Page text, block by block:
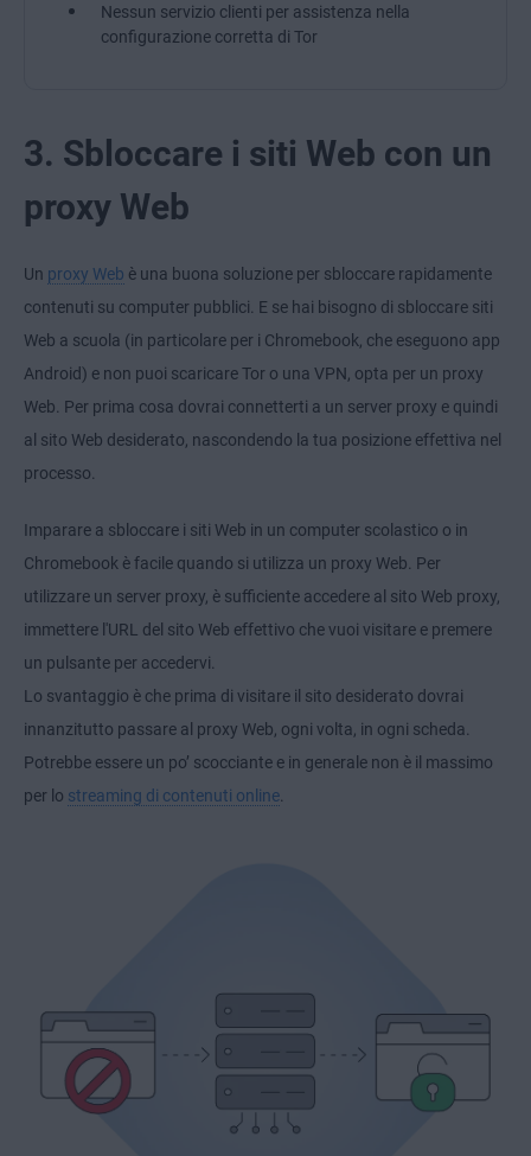
Nessun servizio clienti per assistenza nella
configurazione corretta di Tor
3. Sbloccare i siti Web con un
proxy Web
Un proxy Web è una buona soluzione per sbloccare rapidamente
contenuti su computer pubblici. E se hai bisogno di sbloccare siti
Web a scuola (in particolare per i Chromebook, che eseguono app
Android) e non puoi scaricare Tor o una VPN, opta per un proxy
Web. Per prima cosa dovrai connetterti a un server proxy e quindi
al sito Web desiderato, nascondendo la tua posizione effettiva nel
processo.
Imparare a sbloccare i siti Web in un computer scolastico o in
Chromebook è facile quando si utilizza un proxy Web. Per
utilizzare un server proxy, è sufficiente accedere al sito Web proxy,
immettere l'URL del sito Web effettivo che vuoi visitare e premere
un pulsante per accedervi.
Lo svantaggio è che prima di visitare il sito desiderato dovrai
innanzitutto passare al proxy Web, ogni volta, in ogni scheda.
Potrebbe essere un po’ scocciante e in generale non è il massimo
per lo streaming di contenuti online